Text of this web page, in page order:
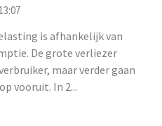
is afhankelijk van
De grote verliezer
maar verder gaan
vooruit. In 2...